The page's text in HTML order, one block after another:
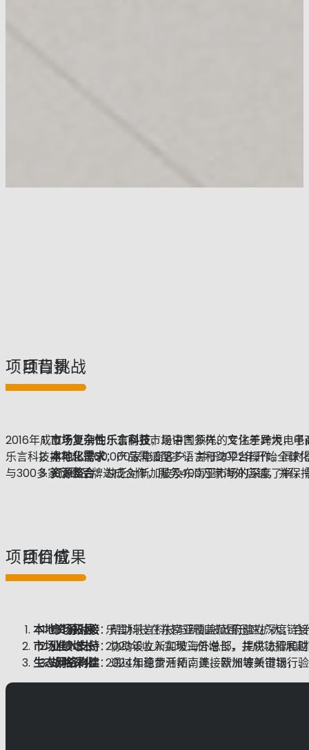
项目背景
2016年成立于上海的乐言科技，是中国领先的专注于跨境电
乐言科技拥有超过60,000家电商客户，并于2022年开始全
与300多家顶级品牌达成合作，服务400万家海外店铺，并保
项目挑战
市场复杂性：东南亚市场语言多样、文化差异大，
本地化需求：产品需适配多语言和跨平台操作，同
资源整合：缺乏对新加坡及东南亚市场的深度了解
项目价值
本地资源对接：帮助乐言科技与新加坡政府建立深度链
市场准入支持：协助设立新加坡海外总部，提供法律和
生态网络构建：通过加速营活动，连接新加坡关键银行
项目成果
市场拓展：乐言科技在东南亚覆盖范围迅速扩大，
业绩增长：2023年收入实现三倍增长，并成功拓展
战略深化：2024年稳步开拓南美、欧洲等新市场，